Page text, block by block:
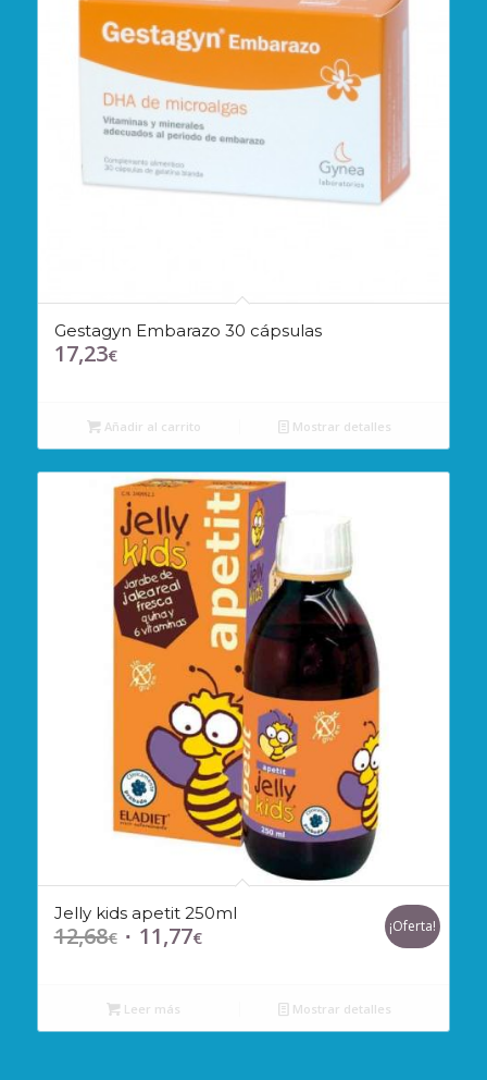
Gestagyn Embarazo 30 cápsulas
17,23€
Añadir al carrito Mostrar detalles
Jelly kids apetit 250ml
12,68€ El
era:
11,77€El
¡Oferta!
Leer más Mostrar detalles